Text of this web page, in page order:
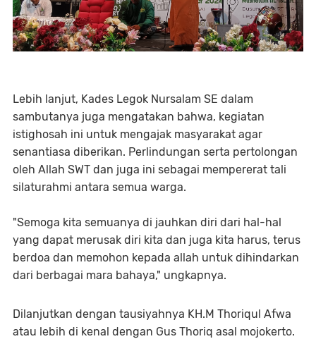
Lebih lanjut, Kades Legok Nursalam SE dalam
sambutanya juga mengatakan bahwa, kegiatan
istighosah ini untuk mengajak masyarakat agar
senantiasa diberikan. Perlindungan serta pertolongan
oleh Allah SWT dan juga ini sebagai mempererat tali
silaturahmi antara semua warga.
"Semoga kita semuanya di jauhkan diri dari hal-hal
yang dapat merusak diri kita dan juga kita harus, terus
berdoa dan memohon kepada allah untuk dihindarkan
dari berbagai mara bahaya," ungkapnya.
Dilanjutkan dengan tausiyahnya KH.M Thoriqul Afwa
atau lebih di kenal dengan Gus Thoriq asal mojokerto.